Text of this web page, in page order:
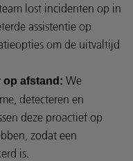
lost incidenten op in
assistentie op
om de uitvaltijd
op afstand: We
detecteren en
deze proactief op
zodat een
is.